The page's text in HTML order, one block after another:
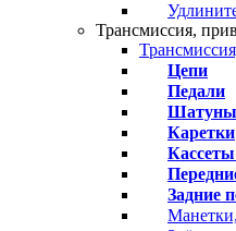
Трансмиссия,
Цепи
Педали
Шатуны
Каретки
Задние